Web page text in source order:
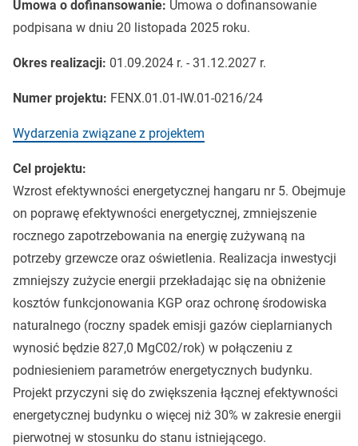
Umowa o dofinansowanie: Umowa o dofinansowanie
podpisana w dniu 20 listopada 2025 roku.
Okres realizacji: 01.09.2024 r. - 31.12.2027 r.
Numer projektu: FENX.01.01-IW.01-0216/24
Wydarzenia związane z projektem
Cel projektu:
Wzrost efektywności energetycznej hangaru nr 5. Obejmuje
on poprawę efektywności energetycznej, zmniejszenie
rocznego zapotrzebowania na energię zużywaną na
potrzeby grzewcze oraz oświetlenia. Realizacja inwestycji
zmniejszy zużycie energii przekładając się na obniżenie
kosztów funkcjonowania KGP oraz ochronę środowiska
naturalnego (roczny spadek emisji gazów cieplarnianych
wynosić będzie 827,0 MgC02/rok) w połączeniu z
podniesieniem parametrów energetycznych budynku.
Projekt przyczyni się do zwiększenia łącznej efektywności
energetycznej budynku o więcej niż 30% w zakresie energii
pierwotnej w stosunku do stanu istniejącego.